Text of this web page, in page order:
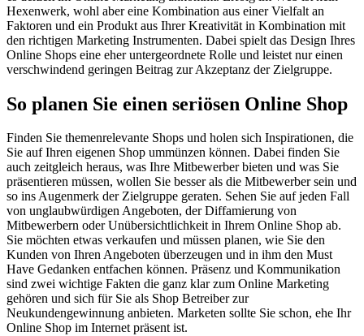
Hexenwerk, wohl aber eine Kombination aus einer Vielfalt an
Faktoren und ein Produkt aus Ihrer Kreativität in Kombination mit
den richtigen Marketing Instrumenten. Dabei spielt das Design Ihres
Online Shops eine eher untergeordnete Rolle und leistet nur einen
verschwindend geringen Beitrag zur Akzeptanz der Zielgruppe.
So planen Sie einen seriösen Online Shop
Finden Sie themenrelevante Shops und holen sich Inspirationen, die
Sie auf Ihren eigenen Shop ummünzen können. Dabei finden Sie
auch zeitgleich heraus, was Ihre Mitbewerber bieten und was Sie
präsentieren müssen, wollen Sie besser als die Mitbewerber sein und
so ins Augenmerk der Zielgruppe geraten. Sehen Sie auf jeden Fall
von unglaubwürdigen Angeboten, der Diffamierung von
Mitbewerbern oder Unübersichtlichkeit in Ihrem Online Shop ab.
Sie möchten etwas verkaufen und müssen planen, wie Sie den
Kunden von Ihren Angeboten überzeugen und in ihm den Must
Have Gedanken entfachen können. Präsenz und Kommunikation
sind zwei wichtige Fakten die ganz klar zum Online Marketing
gehören und sich für Sie als Shop Betreiber zur
Neukundengewinnung anbieten. Marketen sollte Sie schon, ehe Ihr
Online Shop im Internet präsent ist.